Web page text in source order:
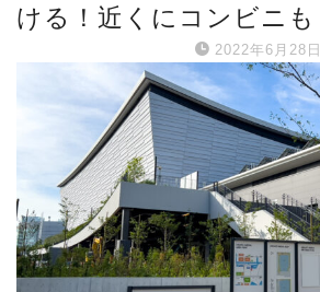
ける！近くにコンビニも
2022年6月28日